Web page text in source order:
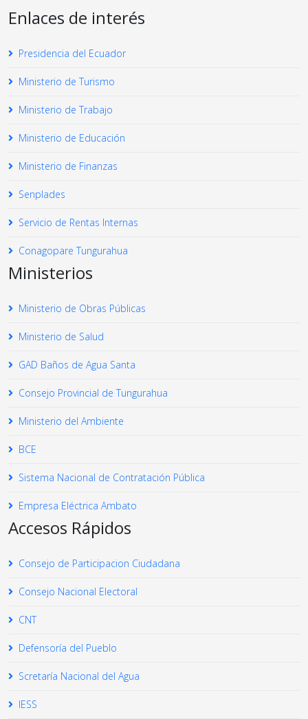
Enlaces de interés
Presidencia del Ecuador
Ministerio de Turismo
Ministerio de Trabajo
Ministerio de Educación
Ministerio de Finanzas
Senplades
Servicio de Rentas Internas
Conagopare Tungurahua
Ministerios
Ministerio de Obras Públicas
Ministerio de Salud
GAD Baños de Agua Santa
Consejo Provincial de Tungurahua
Ministerio del Ambiente
BCE
Sistema Nacional de Contratación Pública
Empresa Eléctrica Ambato
Accesos Rápidos
Consejo de Participacion Ciudadana
Consejo Nacional Electoral
CNT
Defensoría del Pueblo
Scretaría Nacional del Agua
IESS